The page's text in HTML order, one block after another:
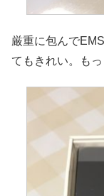
厳重に包んで
てもきれい。も